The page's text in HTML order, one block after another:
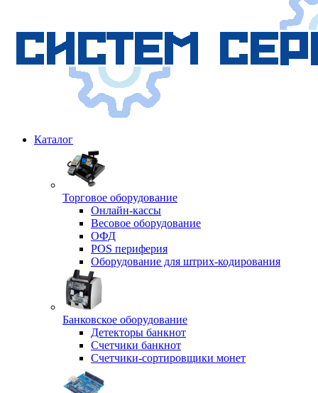
Каталог
Торговое оборудование
Онлайн-кассы
Весовое оборудование
ОФД
POS периферия
Оборудование для штрих-кодирования
Банковское оборудование
Детекторы банкнот
Счетчики банкнот
Счетчики-сортировщики монет